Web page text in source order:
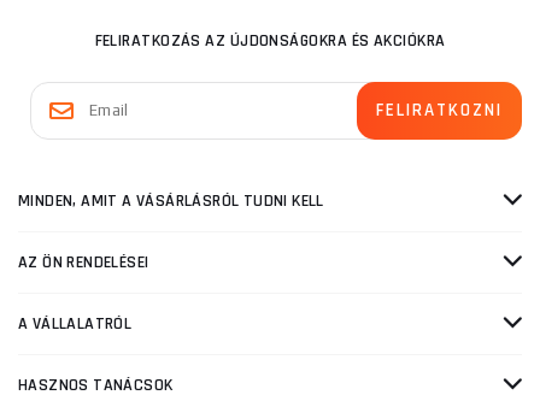
FELIRATKOZÁS AZ ÚJDONSÁGOKRA ÉS AKCIÓKRA
MINDEN, AMIT A VÁSÁRLÁSRÓL TUDNI KELL
AZ ÖN RENDELÉSEI
A VÁLLALATRÓL
HASZNOS TANÁCSOK